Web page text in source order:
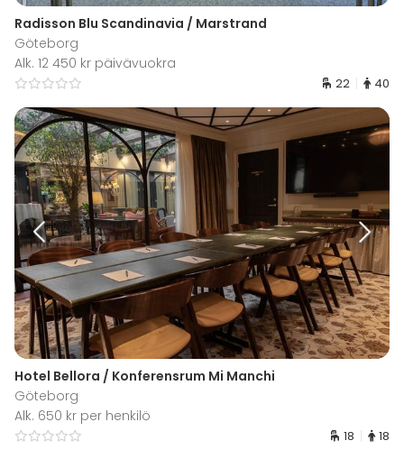
Radisson Blu Scandinavia / Marstrand
Göteborg
Alk. 12 450 kr päivävuokra
22 40
Hotel Bellora / Konferensrum Mi Manchi
Göteborg
Alk. 650 kr per henkilö
18 18